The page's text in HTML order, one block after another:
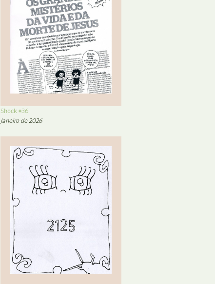
Shock #36
Janeiro de 2026